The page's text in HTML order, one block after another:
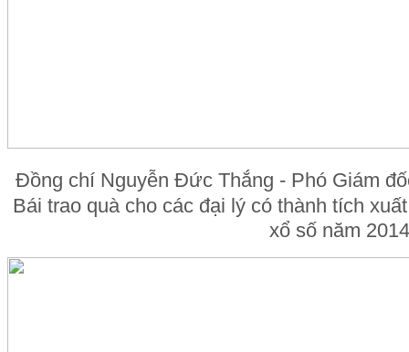
Đồng chí Nguyễn Đức Thắng - Phó Giám
Bái trao quà cho các đại lý có thành tích
xổ số năm 2014